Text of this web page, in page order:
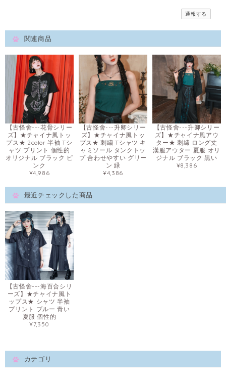
通報する
関連商品
【古怪舍---花骨シリー
ズ】★チャイナ風トッ
プス★ 2color 半袖 Tシ
ャツ プリント 個性的
オリジナル ブラック ピ
ンク
¥4,986
【古怪舍---升卿シリー
ズ】★チャイナ風トッ
プス★ 刺繍 Tシャツ キ
ャミソール タンクトッ
プ 合わせやすい グリー
ン 緑
¥4,386
【古怪舍---升卿シリー
ズ】★チャイナ風アウ
ター★ 刺繍 ロング丈
漢服アウター 夏服 オリ
ジナル ブラック 黒い
¥8,386
最近チェックした商品
【古怪舍---海百合シリ
ーズ】★チャイナ風ト
ップス★ シャツ 半袖
プリント ブルー 青い
夏服 個性的
¥7,350
カテゴリ